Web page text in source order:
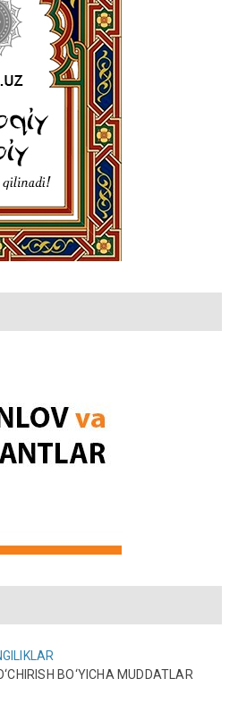
BO‘YICHA MUDDATLAR